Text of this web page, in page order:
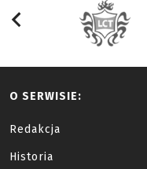
O SERWISIE:
Redakcja
Historia